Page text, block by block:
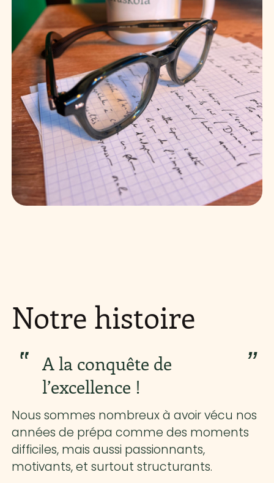
Notre histoire
A la conquête de
l’excellence !
Nous sommes nombreux à avoir vécu nos
années de prépa comme des moments
difficiles, mais aussi passionnants,
motivants, et surtout structurants.